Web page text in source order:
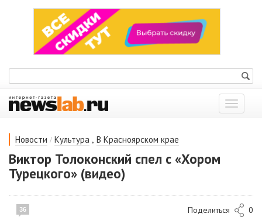
Показать
меню
Новости / Культура , В Красноярском крае
Виктор Толоконский спел с «Хором
Турецкого» (видео)
36 Поделиться 0